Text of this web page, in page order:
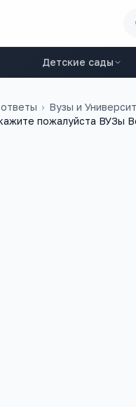
Детские сады
› Вузы и
пожалуйста ВУЗы